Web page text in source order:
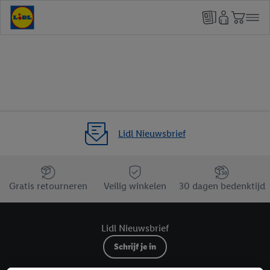
Lidl Nieuwsbrief
Jouw voordelen bij ons als Lidl webshop klant
Gratis retourneren
Veilig winkelen 30 dagen bedenktijd
Lidl Nieuwsbrief
Schrijf je in